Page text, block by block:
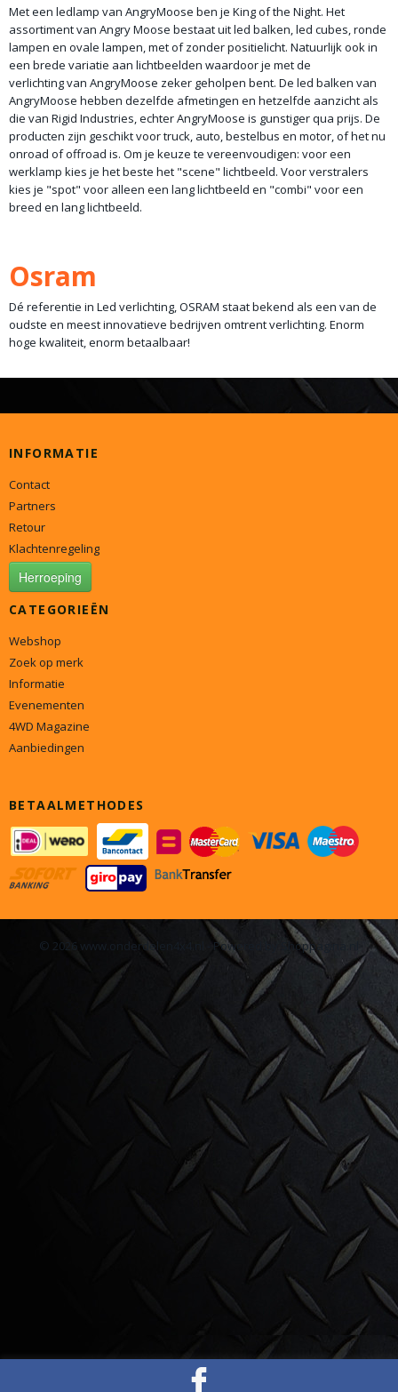
Met een ledlamp van AngryMoose ben je King of the Night. Het
assortiment van Angry Moose bestaat uit led balken, led cubes, ronde
lampen en ovale lampen, met of zonder positielicht. Natuurlijk ook in
een brede variatie aan lichtbeelden waardoor je met de
verlichting van AngryMoose zeker geholpen bent. De led balken van
AngryMoose hebben dezelfde afmetingen en hetzelfde aanzicht als
die van Rigid Industries, echter AngryMoose is gunstiger qua prijs. De
producten zijn geschikt voor truck, auto, bestelbus en motor, of het nu
onroad of offroad is. Om je keuze te vereenvoudigen: voor een
werklamp kies je het beste het "scene" lichtbeeld. Voor verstralers
kies je "spot" voor alleen een lang lichtbeeld en "combi" voor een
breed en lang lichtbeeld.
Osram
Dé referentie in Led verlichting, OSRAM staat bekend als een van de
oudste en meest innovatieve bedrijven omtrent verlichting. Enorm
hoge kwaliteit, enorm betaalbaar!
INFORMATIE
Contact
Partners
Retour
Klachtenregeling
Herroeping
CATEGORIEËN
Webshop
Zoek op merk
Informatie
Evenementen
4WD Magazine
Aanbiedingen
BETAALMETHODES
© 2026 www.onderdelen4x4.nl - Powered by Shoppagina.nl